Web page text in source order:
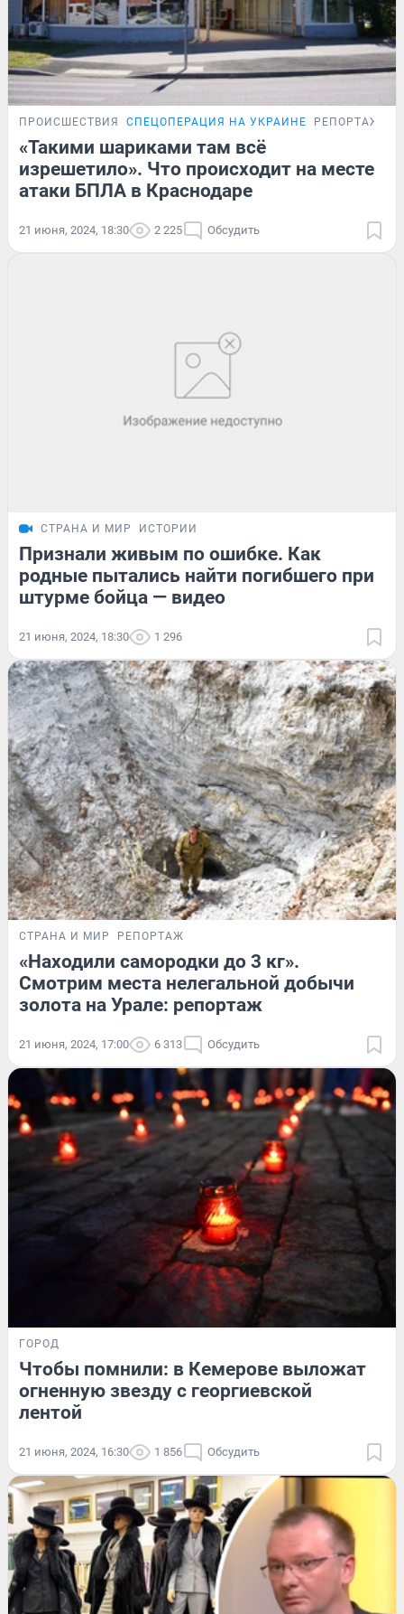
ПРОИСШЕСТВИЯ СПЕЦОПЕРАЦИЯ НА УКРАИНЕ РЕПОРТАЖ
«Такими шариками там всё
изрешетило». Что происходит на месте
атаки БПЛА в Краснодаре
21 июня, 2024, 18:30 2 225 Обсудить
СТРАНА И МИР ИСТОРИИ
Признали живым по ошибке. Как
родные пытались найти погибшего при
штурме бойца — видео
21 июня, 2024, 18:30 1 296
СТРАНА И МИР РЕПОРТАЖ
«Находили самородки до 3 кг».
Смотрим места нелегальной добычи
золота на Урале: репортаж
21 июня, 2024, 17:00 6 313 Обсудить
ГОРОД
Чтобы помнили: в Кемерове выложат
огненную звезду с георгиевской
лентой
21 июня, 2024, 16:30 1 856 Обсудить